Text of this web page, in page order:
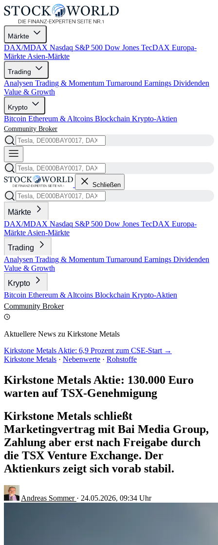
Märkte
DAX/MDAX Nasdaq S&P 500 Dow Jones TecDAX Europa-
Märkte Asien-Märkte
Trading
Analysen Trading & Momentum Turnaround Earnings Dividenden
Value & Growth
Krypto
Bitcoin Ethereum & Altcoins Blockchain Krypto-Aktien
Community Broker
Schließen
Märkte
DAX/MDAX Nasdaq S&P 500 Dow Jones TecDAX Europa-
Märkte Asien-Märkte
Trading
Analysen Trading & Momentum Turnaround Earnings Dividenden
Value & Growth
Krypto
Bitcoin Ethereum & Altcoins Blockchain Krypto-Aktien
Community Broker
Aktuellere News zu Kirkstone Metals
Kirkstone Metals Aktie: 6,9 Prozent zum CSE-Start →
Kirkstone Metals · Nebenwerte · Rohstoffe
Kirkstone Metals Aktie: 130.000 Euro
warten auf TSX-Genehmigung
Kirkstone Metals schließt
Marketingvertrag mit Bai Media Group,
Zahlung aber erst nach Freigabe durch
die TSX Venture Exchange. Der
Aktienkurs zeigt sich vorab stabil.
Andreas Sommer · 24.05.2026, 09:34 Uhr